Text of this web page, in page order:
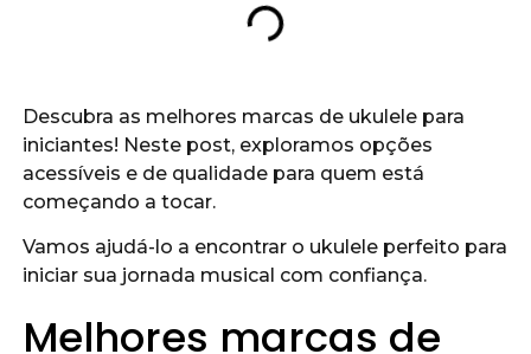
Descubra as melhores marcas de ukulele para
iniciantes! Neste post, exploramos opções
acessíveis e de qualidade para quem está
começando a tocar.
Vamos ajudá-lo a encontrar o ukulele perfeito para
iniciar sua jornada musical com confiança.
Melhores marcas de